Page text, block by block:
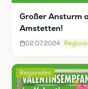
Großer Ansturm
Amstetten!
02.07.2024
Regionales